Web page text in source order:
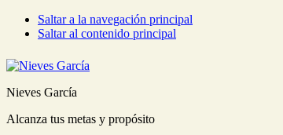
Saltar a la navegación principal
Saltar al contenido principal
Nieves García
Alcanza tus metas y propósito